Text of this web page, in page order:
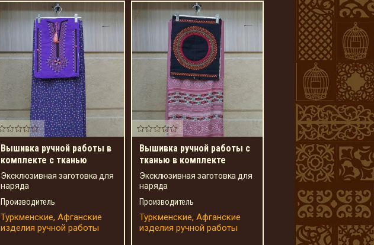
Вышивка ручной работы в
комплекте с тканью
Эксклюзивная заготовка для
наряда
Производитель
Туркменские, Афганские
изделия ручной работы
Вышивка ручной работы с
тканью в комплекте
Эксклюзивная заготовка для
наряда
Производитель
Туркменские, Афганские
изделия ручной работы